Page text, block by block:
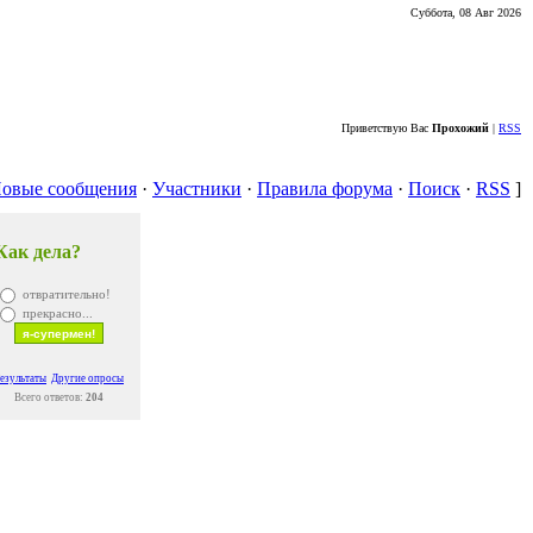
Суббота, 08 Авг 2026
Приветствую Вас Прохожий | RSS
сообщения · Участники · Правила форума · Поиск · RSS ]
дела?
отвратительно!
прекрасно...
Другие опросы
Всего ответов: 204